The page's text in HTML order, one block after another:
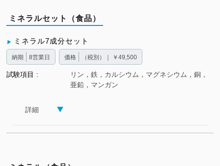
ミネラルセット（食品）
ミネラル7成分セット
納期 8営業日 価格 （税別）｜ ￥49,500
試験項目
リン，鉄，カルシウム，マグネシウム，銅，
亜鉛，マンガン
詳細